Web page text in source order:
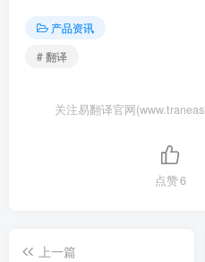
产品资讯
# 翻译
关注易翻译官网
点赞6
上一篇